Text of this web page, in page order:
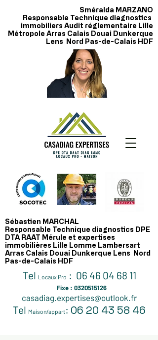
Sméralda MARZANO
Responsable Technique diagnostics
immobiliers Audit réglementaire Lille
Métropole Arras Calais Douai Dunkerque
Lens Nord Pas-de-Calais HDF
Tel Locaux Pro : 06 46 04 68 11
Fixe : 0320515126
casadiag.expertises@outlook.fr
Tel Maison/appart: 06 20 43 58 46
Sébastien MARCHAL
Responsable Technique diagnostics DPE
DTA RAAT Mérule et expertises
immobilières Lille Lomme Lambersart
Arras Calais Douai Dunkerque Lens Nord
Pas-de-Calais HDF